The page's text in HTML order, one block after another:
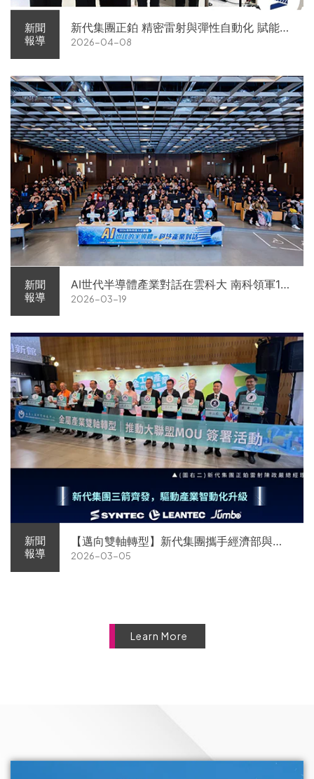
新聞
報導
新代集團正鉑 精密雷射與彈性自動化 賦能智
慧智造解方電子展亮相
2026-04-08
新聞
報導
AI世代半導體產業對話在雲科大 南科領軍11
家企業前進校園徵才
2026-03-19
新聞
報導
【邁向雙軸轉型】新代集團攜手經濟部與金
屬中心簽署MOU 領航 AI機器人智慧智造
2026-03-05
Learn More